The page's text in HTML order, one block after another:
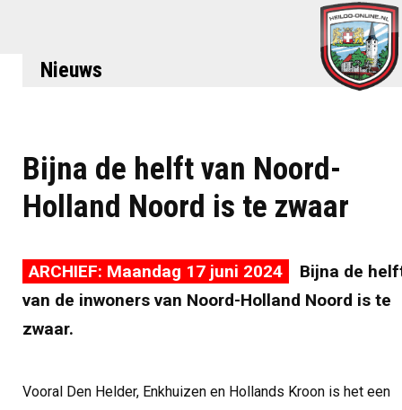
Nieuws
Bijna de helft van Noord-
Holland Noord is te zwaar
ARCHIEF: Maandag 17 juni 2024
Bijna de
van de inwoners van Noord-Holland Noord is te
zwaar.
Vooral Den Helder, Enkhuizen en Hollands Kroon is het een